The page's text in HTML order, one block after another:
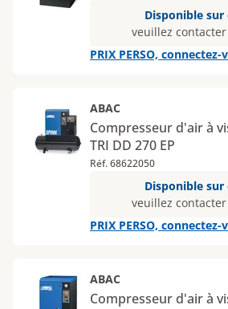
Disponible sur
veuillez
PRIX PERSO, connectez-
ABAC
Compresseur d'air à
TRI DD 270 EP
Réf. 68622050
Disponible sur
veuillez
PRIX PERSO, connectez-
ABAC
Compresseur d'air à